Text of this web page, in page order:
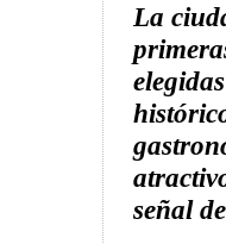
La
señal